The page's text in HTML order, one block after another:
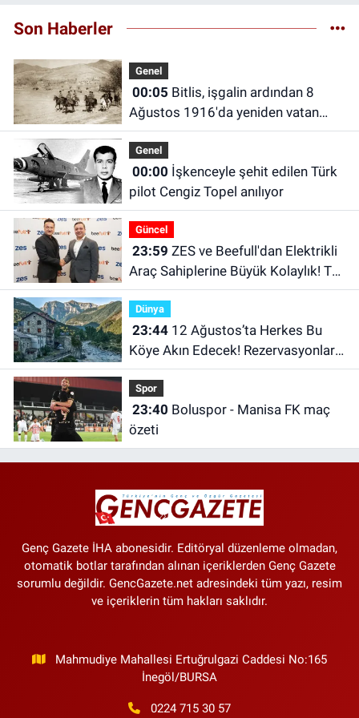
Son Haberler
Genel
00:05
Ağustos 1916'da yeniden vatan
toprağı oldu
Genel
00:00
pilot Cengiz Topel anılıyor
Güncel
23:59
Araç Sahiplerine Büyük Kolaylık! Tek
Uygulamayla Binlerce Şarj
Noktasına Erişim
Dünya
23:4412 Ağustos’ta Herkes Bu
Köye Akın Edecek! Rezervasyonlar
Yıllar Öncesinden Doldu
Spor
23:40
özeti
Genç Gazete İHA abonesidir. Editöryal düzenleme olmadan,
otomatik botlar tarafından alınan içeriklerden Genç Gazete
sorumlu değildir. GencGazete.net adresindeki tüm yazı, resim
ve içeriklerin tüm hakları saklıdır.
Mahmudiye Mahallesi Ertuğrulgazi Caddesi No:165
İnegöl/BURSA
0224 715 30 57